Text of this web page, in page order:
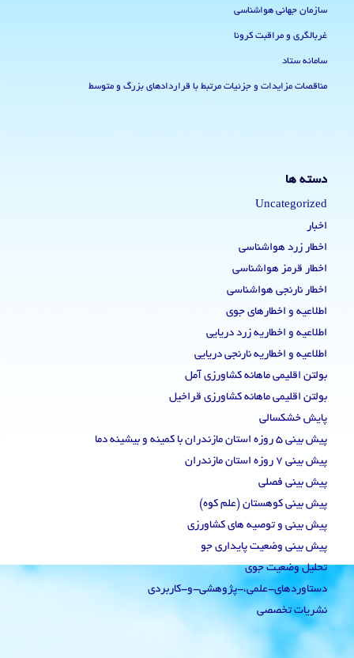
سازمان جهانی هواشناسی
غربالگری و مراقبت کرونا
سامانه ستاد
مناقصات مزایدات و جزئیات مرتبط با قراردادهای بزرگ و متوسط
دسته ها
Uncategorized
اخبار
اخطار زرد هواشناسی
اخطار قرمز هواشناسی
اخطار نارنجی هواشناسی
اطلاعیه و اخطارهای جوی
اطلاعیه و اخطاریه زرد دریایی
اطلاعیه و اخطاریه نارنجی دریایی
بولتن اقلیمی ماهانه کشاورزی آمل
بولتن اقلیمی ماهانه کشاورزی قراخیل
پایش خشکسالی
پیش بینی 5 روزه استان مازندران با کمینه و بیشینه دما
پیش بینی 7 روزه استان مازندران
پیش بینی فصلی
پیش بینی کوهستان (علم کوه)
پیش بینی و توصیه های کشاورزی
پیش بینی وضعیت پایداری جو
تحلیل وضعیت جوی
دستاوردهای-علمی،-پژوهشی-و-کاربردی
نشریات تخصصی